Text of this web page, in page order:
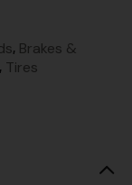
, Brakes &
, Tires